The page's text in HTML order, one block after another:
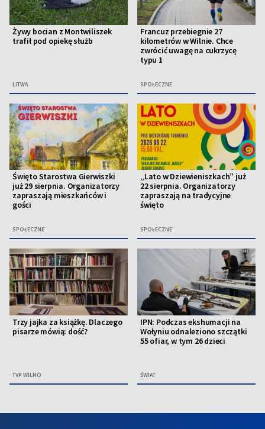
Żywy bocian z Montwiliszek
trafił pod opiekę służb
LITWA
Francuz przebiegnie 27
kilometrów w Wilnie. Chce
zwrócić uwagę na cukrzycę
typu 1
SPOŁECZNE
Święto Starostwa Gierwiszki
już 29 sierpnia. Organizatorzy
zapraszają mieszkańców i
gości
SPOŁECZNE
„Lato w Dziewieniszkach” już
22 sierpnia. Organizatorzy
zapraszają na tradycyjne
święto
SPOŁECZNE
Trzy jajka za książkę. Dlaczego
pisarze mówią: dość?
TVP WILNO
IPN: Podczas ekshumacji na
Wołyniu odnaleziono szczątki
55 ofiar, w tym 26 dzieci
ŚWIAT